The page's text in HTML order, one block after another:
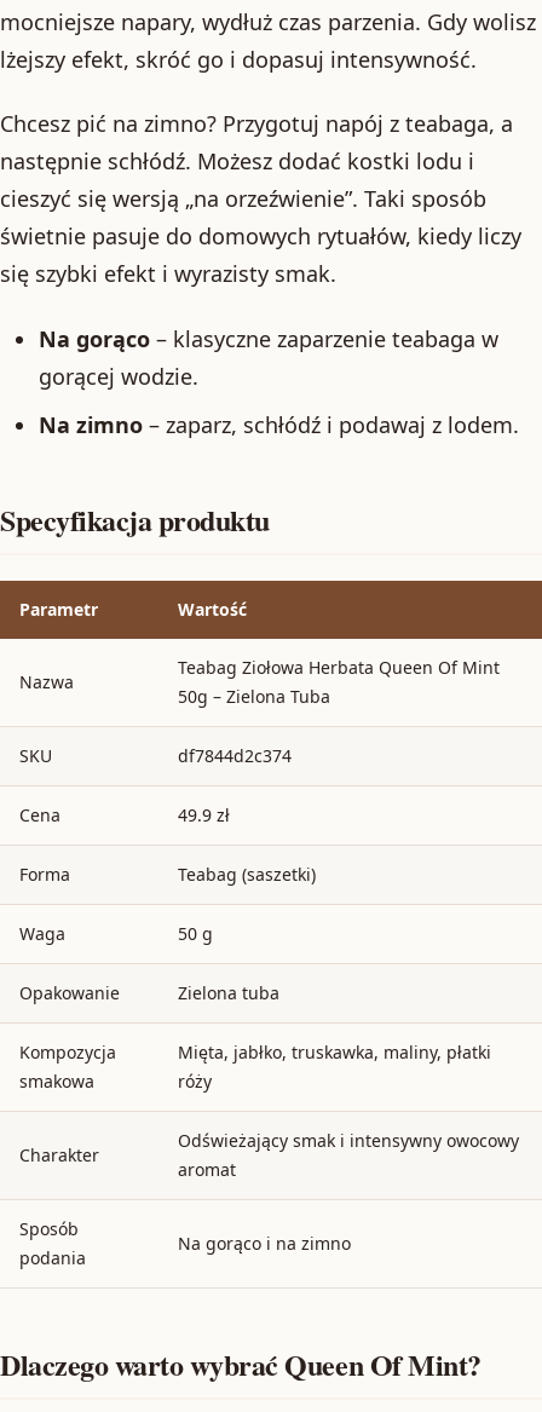
mocniejsze napary, wydłuż czas parzenia. Gdy wolisz
lżejszy efekt, skróć go i dopasuj intensywność.
Chcesz pić na zimno? Przygotuj napój z teabaga, a
następnie schłódź. Możesz dodać kostki lodu i
cieszyć się wersją „na orzeźwienie”. Taki sposób
świetnie pasuje do domowych rytuałów, kiedy liczy
się szybki efekt i wyrazisty smak.
Na gorąco– klasyczne zaparzenie teabaga w
gorącej wodzie.
Na zimno– zaparz, schłódź i podawaj z lodem.
Specyfikacja produktu
Parametr Wartość
Nazwa
Teabag Ziołowa Herbata Queen Of Mint
50g – Zielona Tuba
SKU df7844d2c374
Cena 49.9 zł
Forma Teabag (saszetki)
Waga 50 g
Opakowanie Zielona tuba
Kompozycja
smakowa
Mięta, jabłko, truskawka, maliny, płatki
róży
Charakter
Odświeżający smak i intensywny owocowy
aromat
Sposób
podania
Na gorąco i na zimno
Dlaczego warto wybrać Queen Of Mint?